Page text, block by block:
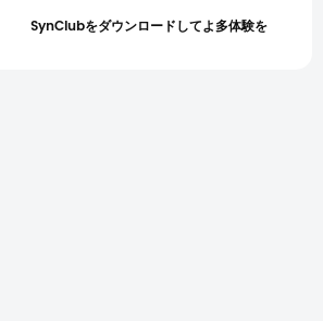
SynClubをダウンロードしてよ多体験を